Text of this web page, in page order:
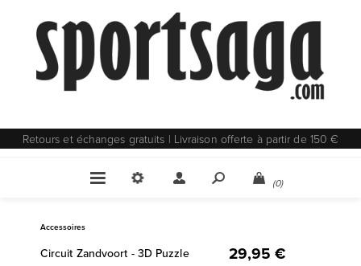
Retours et échanges gratuits | Livraison offerte à partir de 150 €
(0)
Accessoires
Circuit Zandvoort - 3D Puzzle 29,95 €